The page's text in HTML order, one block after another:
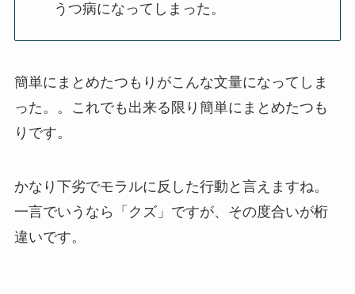
うつ病になってしまった。
簡単にまとめたつもりがこんな文量になってしま
った。。これでも出来る限り簡単にまとめたつも
りです。
かなり下劣でモラルに反した行動と言えますね。
一言でいうなら「クズ」ですが、その度合いが桁
違いです。